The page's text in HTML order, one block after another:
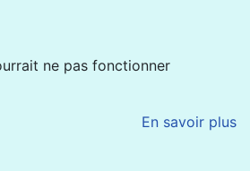
ne pas fonctionner
En savoir plus